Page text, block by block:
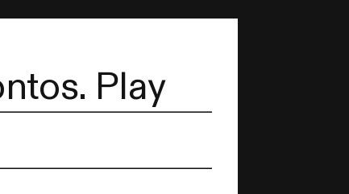
Play